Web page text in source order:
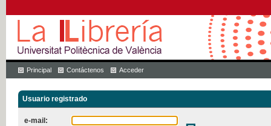
Principal Contáctenos Acceder
Usuario registrado
e-mail: